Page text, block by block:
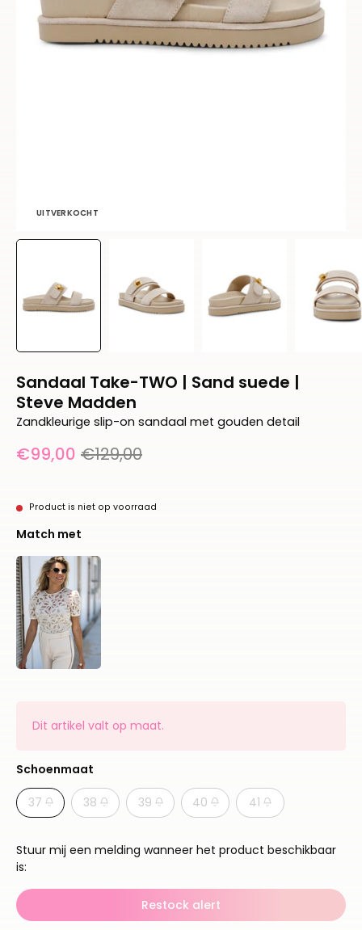
UITVERKOCHT
Sandaal Take-TWO | Sand suede |
Steve Madden
Zandkleurige slip-on sandaal met gouden detail
€99,00 €129,00
Product is niet op voorraad
Match met
Dit artikel valt op maat.
Schoenmaat
37 38 39 40 41
Stuur mij een melding wanneer het product beschikbaar
is:
Restock alert